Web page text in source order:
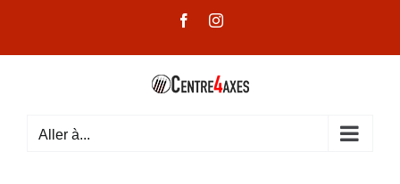
contenu
FacebookInstagram
Aller à...